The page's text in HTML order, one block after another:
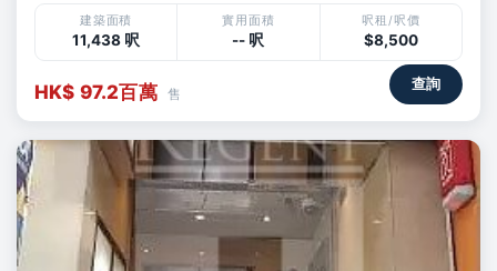
建築面積
11,438 呎
實用面積
-- 呎
呎租/呎價
$8,500
HK$ 97.2百萬 售
查詢